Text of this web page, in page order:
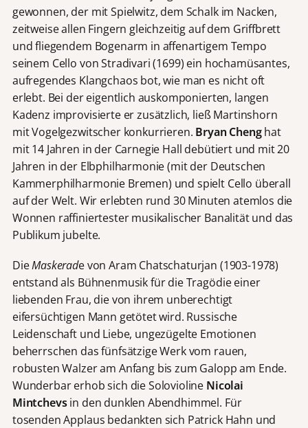
gewonnen, der mit Spielwitz, dem Schalk im Nacken,
zeitweise allen Fingern gleichzeitig auf dem Griffbrett
und fliegendem Bogenarm in affenartigem Tempo
seinem Cello von Stradivari (1699) ein hochamüsantes,
aufregendes Klangchaos bot, wie man es nicht oft
erlebt. Bei der eigentlich auskomponierten, langen
Kadenz improvisierte er zusätzlich, ließ Martinshorn
mit Vogelgezwitscher konkurrieren. Bryan Chenghat
mit 14 Jahren in der Carnegie Hall debütiert und mit 20
Jahren in der Elbphilharmonie (mit der Deutschen
Kammerphilharmonie Bremen) und spielt Cello überall
auf der Welt. Wir erlebten rund 30 Minuten atemlos die
Wonnen raffiniertester musikalischer Banalität und das
Publikum jubelte.
DieMaskerade von Aram Chatschaturjan (1903-1978)
entstand als Bühnenmusik für die Tragödie einer
liebenden Frau, die von ihrem unberechtigt
eifersüchtigen Mann getötet wird. Russische
Leidenschaft und Liebe, ungezügelte Emotionen
beherrschen das fünfsätzige Werk vom rauen,
robusten Walzer am Anfang bis zum Galopp am Ende.
Wunderbar erhob sich die Solovioline Nicolai
Mintchevsin den dunklen Abendhimmel. Für
tosenden Applaus bedankten sich Patrick Hahn und